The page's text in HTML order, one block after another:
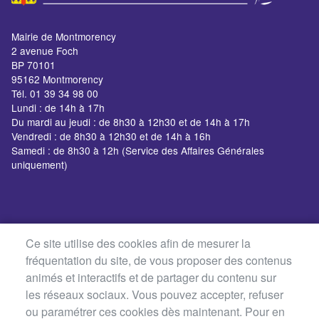
Mairie de Montmorency
2 avenue Foch
BP 70101
95162 Montmorency
Tél. 01 39 34 98 00
Lundi : de 14h à 17h
Du mardi au jeudi : de 8h30 à 12h30 et de 14h à 17h
Vendredi : de 8h30 à 12h30 et de 14h à 16h
Samedi : de 8h30 à 12h (Service des Affaires Générales
uniquement)
Ce site utilise des cookies afin de mesurer la
fréquentation du site, de vous proposer des contenus
animés et interactifs et de partager du contenu sur
les réseaux sociaux. Vous pouvez accepter, refuser
ou paramétrer ces cookies dès maintenant. Pour en